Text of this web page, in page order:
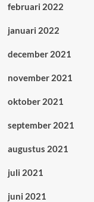
februari 2022
januari 2022
december 2021
november 2021
oktober 2021
september 2021
augustus 2021
juli 2021
juni 2021